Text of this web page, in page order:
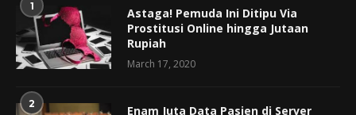
1
Astaga! Pemuda Ini Ditipu Via
Prostitusi Online hingga Jutaan
Rupiah
March 17, 2020
2
Enam Juta Data Pasien di Server